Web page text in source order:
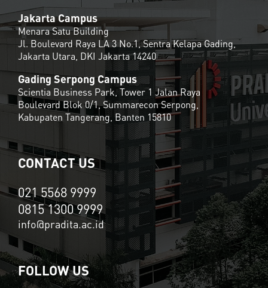
Jakarta Campus
Menara Satu Building
Jl. Boulevard Raya LA 3 No.1, Sentra Kelapa Gading,
Jakarta Utara, DKI Jakarta 14240
Gading Serpong Campus
Scientia Business Park, Tower 1 Jalan Raya
Boulevard Blok 0/1, Summarecon Serpong,
Kabupaten Tangerang, Banten 15810
CONTACT US
021 5568 9999
0815 1300 9999
info@pradita.ac.id
FOLLOW US